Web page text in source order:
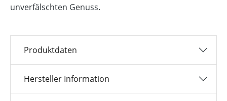
unverfälschten Genuss.
Produktdaten
Hersteller Information